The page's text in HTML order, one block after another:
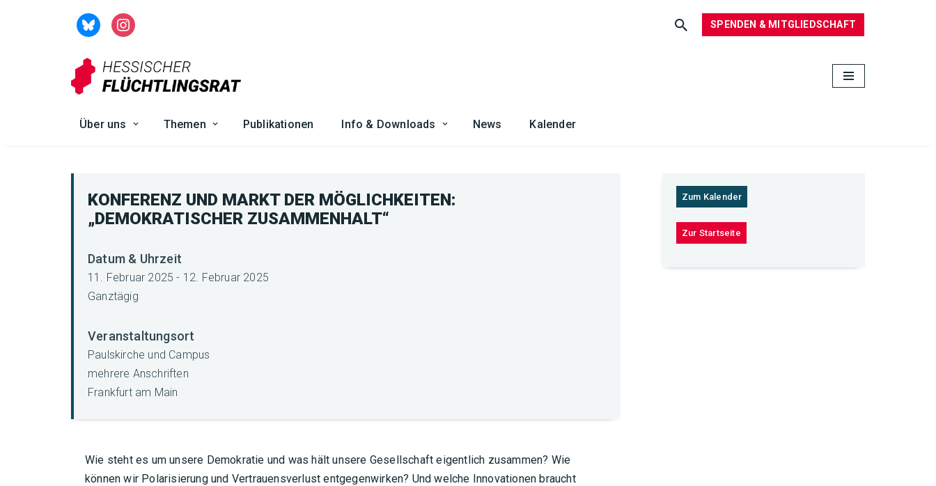
SPENDEN & MITGLIEDSCHAFT
Über uns Themen Publikationen Info & Downloads News Kalender
KONFERENZ UND MARKT DER MÖGLICHKEITEN:
„DEMOKRATISCHER ZUSAMMENHALT“
Datum & Uhrzeit
11. Februar 2025 - 12. Februar 2025
Ganztägig
Veranstaltungsort
Paulskirche und Campus
mehrere Anschriften
Frankfurt am Main
Wie steht es um unsere Demokratie und was hält unsere Gesellschaft eigentlich zusammen? Wie
können wir Polarisierung und Vertrauensverlust entgegenwirken? Und welche Innovationen braucht
Zum Kalender
Zur Startseite